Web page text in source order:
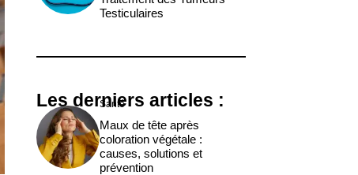
Testiculaires
Les derniers articles :
Santé
Maux de tête après
coloration végétale :
causes, solutions et
prévention